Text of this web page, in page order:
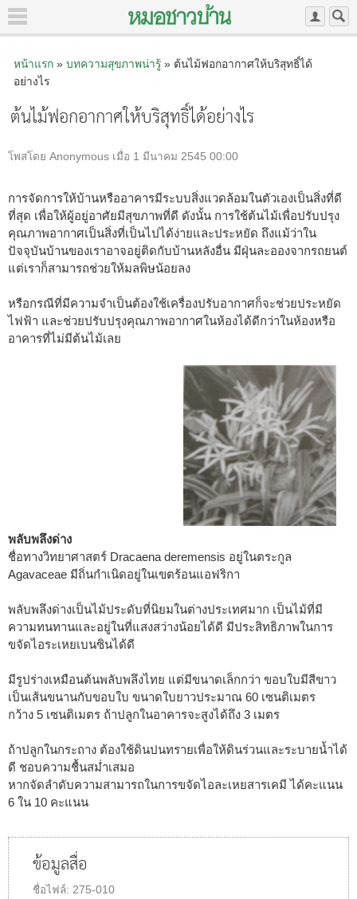
หน้าแรก» บทความสุขภาพน่ารู้» ต้นไม้ฟอกอากาศให้บริสุทธิ์ได้
อย่างไร
ต้นไม้ฟอกอากาศให้บริสุทธิ์ได้อย่างไร
โพสโดย Anonymous เมื่อ 1 มีนาคม 2545 00:00
การจัดการให้บ้านหรืออาคารมีระบบสิ่งแวดล้อมในตัวเองเป็นสิ่งที่ดี
ที่สุด เพื่อให้ผู้อยู่อาศัยมีสุขภาพที่ดี ดังนั้น การใช้ต้นไม้เพื่อปรับปรุง
คุณภาพอากาศเป็นสิ่งที่เป็นไปได้ง่ายและประหยัด ถึงแม้ว่าใน
ปัจจุบันบ้านของเราอาจอยู่ติดกับบ้านหลังอื่น มีฝุ่นละอองจากรถยนต์
แต่เราก็สามารถช่วยให้มลพิษน้อยลง
หรือกรณีที่มีความจำเป็นต้องใช้เครื่องปรับอากาศก็จะช่วยประหยัด
ไฟฟ้า และช่วยปรับปรุงคุณภาพอากาศในห้องได้ดีกว่าในห้องหรือ
อาคารที่ไม่มีต้นไม้เลย
พลับพลึงด่าง
ชื่อทางวิทยาศาสตร์ Dracaena deremensis อยู่ในตระกูล
Agavaceae มีถิ่นกำเนิดอยู่ในเขตร้อนแอฟริกา
พลับพลึงด่างเป็นไม้ประดับที่นิยมในต่างประเทศมาก เป็นไม้ที่มี
ความทนทานและอยู่ในที่แสงสว่างน้อยได้ดี มีประสิทธิภาพในการ
ขจัดไอระเหยเบนซินได้ดี
มีรูปร่างเหมือนต้นพลับพลึงไทย แต่มีขนาดเล็กกว่า ขอบใบมีสีขาว
เป็นเส้นขนานกับขอบใบ ขนาดใบยาวประมาณ 60 เซนติเมตร
กว้าง 5 เซนติเมตร ถ้าปลูกในอาคารจะสูงได้ถึง 3 เมตร
ถ้าปลูกในกระถาง ต้องใช้ดินปนทรายเพื่อให้ดินร่วนและระบายน้ำได้
ดี ชอบความชื้นสม่ำเสมอ
หากจัดลำดับความสามารถในการขจัดไอละเหยสารเคมี ได้คะแนน
6 ใน 10 คะแนน
ข้อมูลสื่อ
ชื่อไฟล์: 275-010